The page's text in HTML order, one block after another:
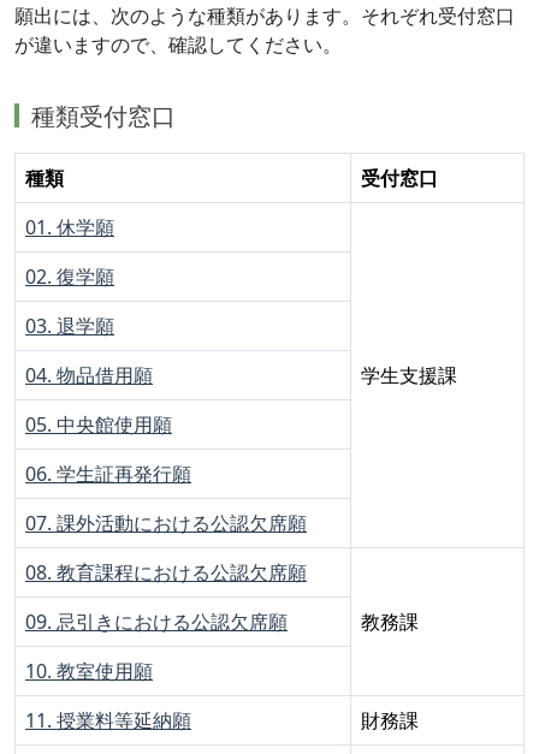
願出には、次のような種類があります。それぞれ受付窓口
が違いますので、確認してください。
種類受付窓口
種類
受付窓口
01. 休学願
学生支援課
02. 復学願
03. 退学願
04. 物品借用願
05. 中央館使用願
06. 学生証再発行願
07. 課外活動における公認欠席願
08. 教育課程における公認欠席願
教務課
09. 忌引きにおける公認欠席願
10. 教室使用願
11. 授業料等延納願
財務課